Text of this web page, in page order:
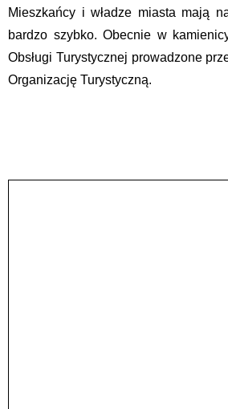
Mieszkańcy i władze miasta mają
bardzo szybko. Obecnie w
Obsługi Turystycznej prowadzone
Organizację Turystyczną.